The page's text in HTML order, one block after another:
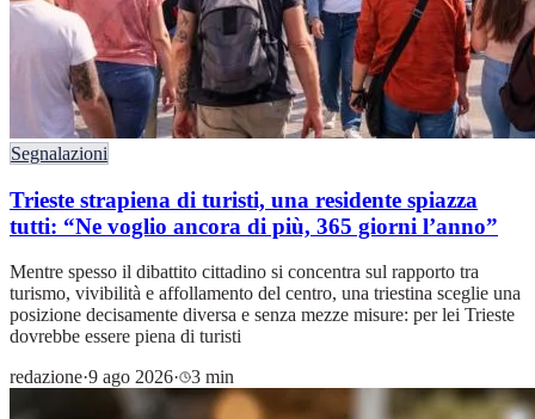
Segnalazioni
Trieste strapiena di turisti, una residente spiazza
tutti: “Ne voglio ancora di più, 365 giorni l’anno”
Mentre spesso il dibattito cittadino si concentra sul rapporto tra
turismo, vivibilità e affollamento del centro, una triestina sceglie una
posizione decisamente diversa e senza mezze misure: per lei Trieste
dovrebbe essere piena di turisti
redazione·9 ago 2026· 3 min